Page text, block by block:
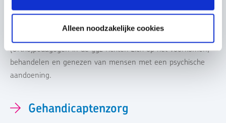
Alleen noodzakelijke cookies
GGZ 18+
(Ortho)pedagogen in de ggz richten zich op het voorkomen,
behandelen en genezen van mensen met een psychische
aandoening.
Gehandicaptenzorg